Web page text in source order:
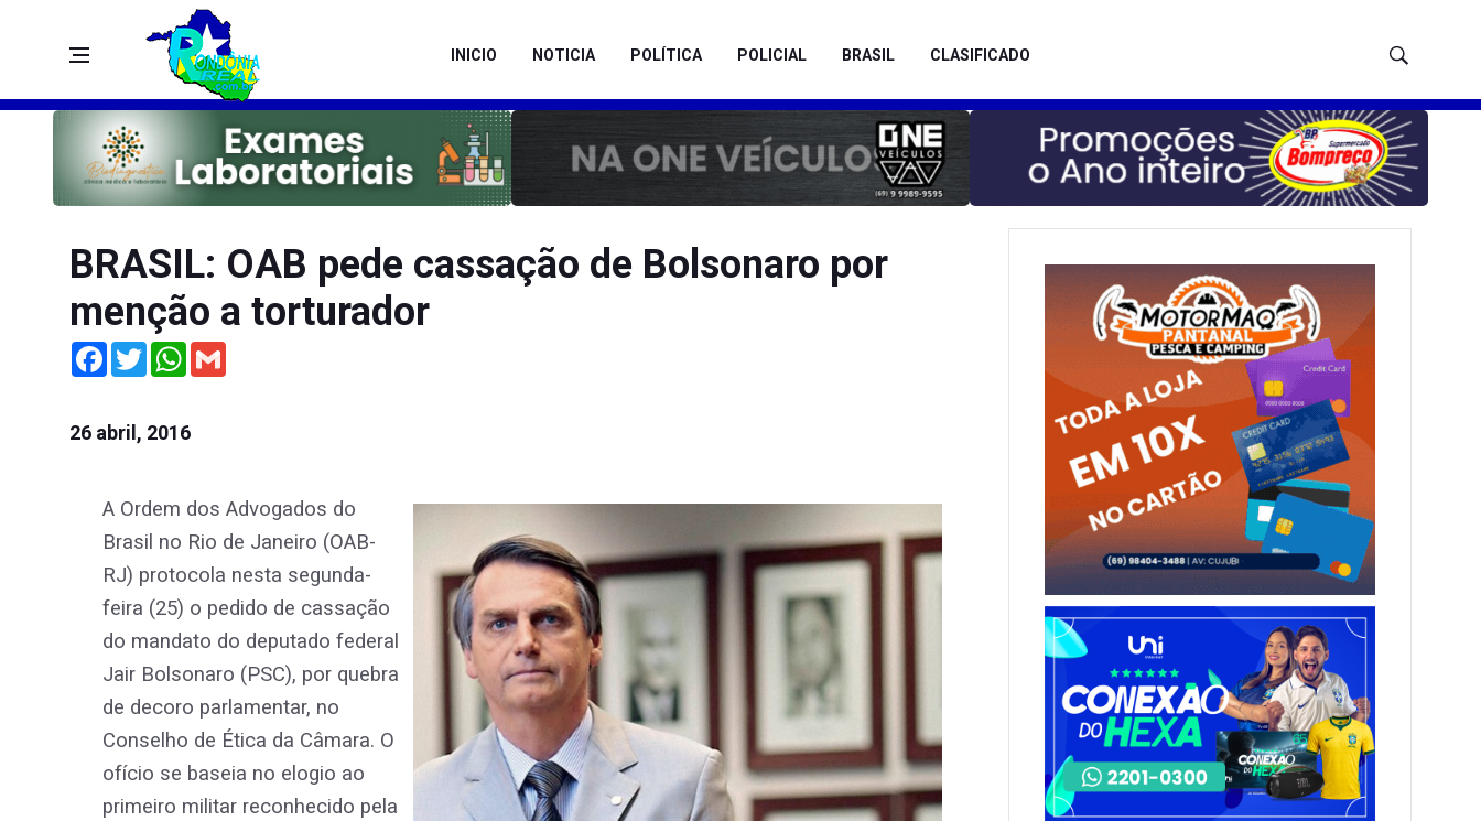
INICIO NOTICIA POLÍTICA POLICIAL BRASIL CLASIFICADO
BRASIL: OAB pede cassação de Bolsonaro por
menção a torturador
Facebook
TwitterWhatsApp
26 abril, 2016
A Ordem dos Advogados do
Brasil no Rio de Janeiro (OAB-
RJ) protocola nesta segunda-
feira (25) o pedido de cassação
do mandato do deputado federal
Jair Bolsonaro (PSC), por quebra
de decoro parlamentar, no
Conselho de Ética da Câmara. O
ofício se baseia no elogio ao
primeiro militar reconhecido pela